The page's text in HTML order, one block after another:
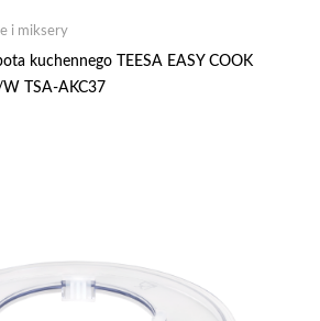
i miksery
kuchennego TEESA EASY COOK
TSA-AKC37